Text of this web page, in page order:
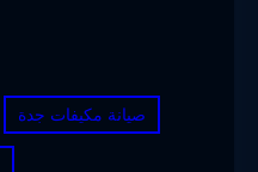
صيانة مكيفات جدة